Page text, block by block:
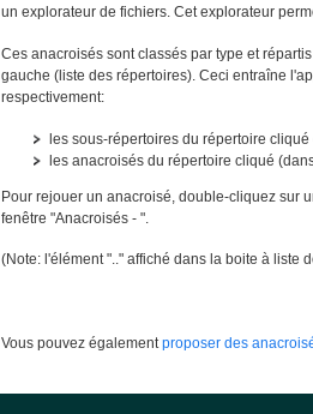
un explorateur de fichiers. Cet explorateur
Ces anacroisés sont classés par type et
gauche (liste des répertoires). Ceci entraîne
respectivement:
les sous-répertoires du répertoire
les anacroisés du répertoire cliqué
Pour rejouer un anacroisé, double-cliquez sur
fenêtre "Anacroisés - ".
(Note: l'élément ".." affiché dans la boite à liste
Vous pouvez égalementproposer des